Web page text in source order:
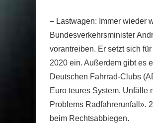
– Lastwagen: Immer wieder
Bundesverkehrsminister
vorantreiben. Er setzt sich
2020 ein. Außerdem gibt es
Deutschen Fahrrad-Clubs
Euro teures System. Unfälle
Problems Radfahrerunfall».
beim Rechtsabbiegen.